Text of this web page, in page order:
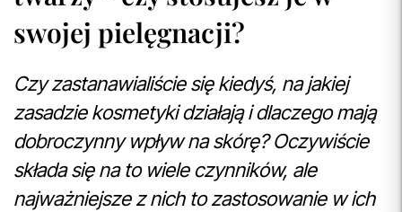
swojej pielęgnacji?
Czy zastanawialiście się kiedyś, na jakiej
zasadzie kosmetyki działają i dlaczego mają
dobroczynny wpływ na skórę? Oczywiście
składa się na to wiele czynników, ale
najważniejsze z nich to zastosowanie w ich